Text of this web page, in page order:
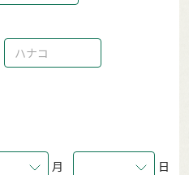
月 日